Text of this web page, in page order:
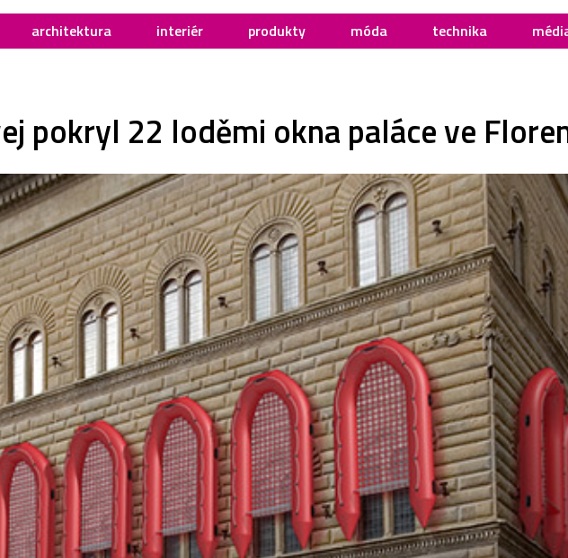
architektura interiér produkty móda technika
pokryl 22 loděmi okna paláce ve